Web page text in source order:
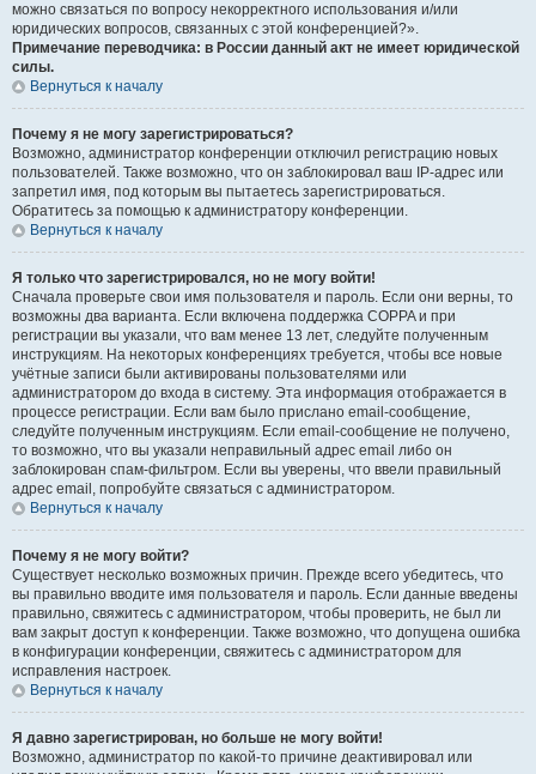
можно связаться по вопросу некорректного использования и/или
юридических вопросов, связанных с этой конференцией?».
Примечание переводчика: в России данный акт не имеет юридической
силы.
Вернуться к началу
Почему я не могу зарегистрироваться?
Возможно, администратор конференции отключил регистрацию новых
пользователей. Также возможно, что он заблокировал ваш IP-адрес или
запретил имя, под которым вы пытаетесь зарегистрироваться.
Обратитесь за помощью к администратору конференции.
Вернуться к началу
Я только что зарегистрировался, но не могу войти!
Сначала проверьте свои имя пользователя и пароль. Если они верны, то
возможны два варианта. Если включена поддержка COPPA и при
регистрации вы указали, что вам менее 13 лет, следуйте полученным
инструкциям. На некоторых конференциях требуется, чтобы все новые
учётные записи были активированы пользователями или
администратором до входа в систему. Эта информация отображается в
процессе регистрации. Если вам было прислано email-сообщение,
следуйте полученным инструкциям. Если email-сообщение не получено,
то возможно, что вы указали неправильный адрес email либо он
заблокирован спам-фильтром. Если вы уверены, что ввели правильный
адрес email, попробуйте связаться с администратором.
Вернуться к началу
Почему я не могу войти?
Существует несколько возможных причин. Прежде всего убедитесь, что
вы правильно вводите имя пользователя и пароль. Если данные введены
правильно, свяжитесь с администратором, чтобы проверить, не был ли
вам закрыт доступ к конференции. Также возможно, что допущена ошибка
в конфигурации конференции, свяжитесь с администратором для
исправления настроек.
Вернуться к началу
Я давно зарегистрирован, но больше не могу войти!
Возможно, администратор по какой-то причине деактивировал или